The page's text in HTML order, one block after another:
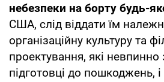
небезпеки на борту будь-
США, слід віддати їм
організаційну культуру та
проектування, які
підготовці до пошкоджень,